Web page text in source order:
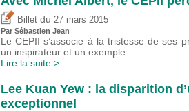
Billet du 27 mars 2015
Par Sébastien Jean
Le CEPII s’associe à la tristesse de ses
un inspirateur et un exemple.
Lire la suite >
Lee Kuan Yew : la disparition
exceptionnel